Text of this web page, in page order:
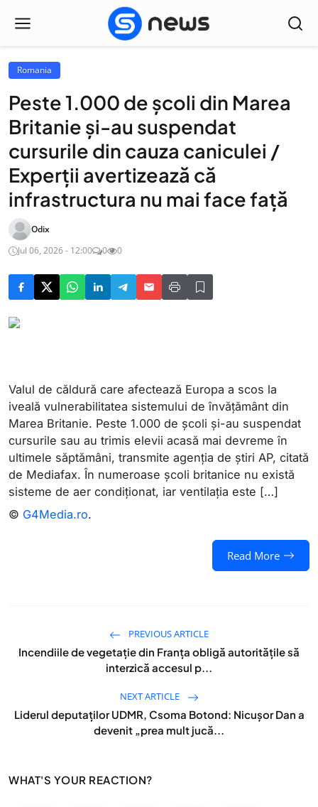
Romania
Peste 1.000 de școli din Marea
Britanie și-au suspendat
cursurile din cauza caniculei /
Experții avertizează că
infrastructura nu mai face față
Odix
Jul 06, 2026 - 12:00
0 0
Valul de căldură care afectează Europa a scos la
iveală vulnerabilitatea sistemului de învățământ din
Marea Britanie. Peste 1.000 de școli și-au suspendat
cursurile sau au trimis elevii acasă mai devreme în
ultimele săptămâni, transmite agenția de știri AP, citată
de Mediafax. În numeroase școli britanice nu există
sisteme de aer condiționat, iar ventilația este […]
© G4Media.ro.
Read More
PREVIOUS ARTICLE
Incendiile de vegetație din Franța obligă autoritățile să
interzică accesul p...
NEXT ARTICLE
Liderul deputaților UDMR, Csoma Botond: Nicușor Dan a
devenit „prea mult jucă...
WHAT'S YOUR REACTION?